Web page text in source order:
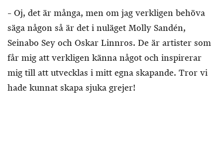
– Oj, det är många, men om jag verkligen behöva
säga någon så är det i nuläget Molly Sandén,
Seinabo Sey och Oskar Linnros. De är artister som
får mig att verkligen känna något och inspirerar
mig till att utvecklas i mitt egna skapande. Tror vi
hade kunnat skapa sjuka grejer!